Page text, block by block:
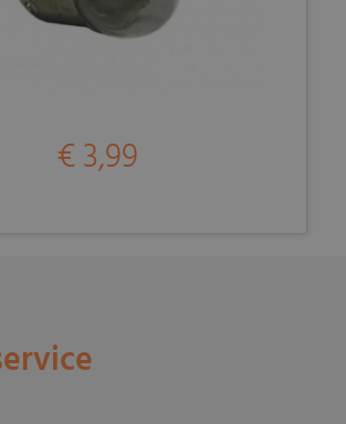
€ 3,99